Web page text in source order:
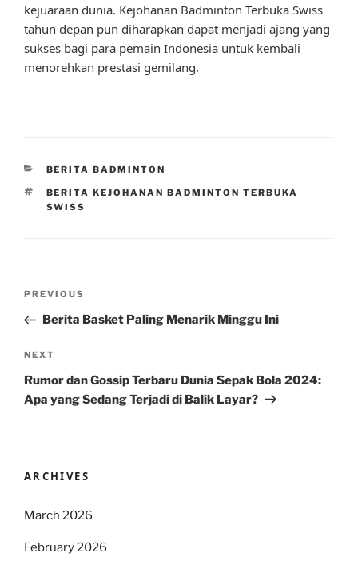
kejuaraan dunia. Kejohanan Badminton Terbuka Swiss
tahun depan pun diharapkan dapat menjadi ajang yang
sukses bagi para pemain Indonesia untuk kembali
menorehkan prestasi gemilang.
CATEGORIES
BERITA BADMINTON
TAGS
BERITA KEJOHANAN BADMINTON TERBUKA
SWISS
Previous
Post
PREVIOUS
Berita Basket Paling Menarik Minggu Ini
Next
Post
NEXT
Rumor dan Gossip Terbaru Dunia Sepak Bola 2024:
Apa yang Sedang Terjadi di Balik Layar?
ARCHIVES
March 2026
February 2026